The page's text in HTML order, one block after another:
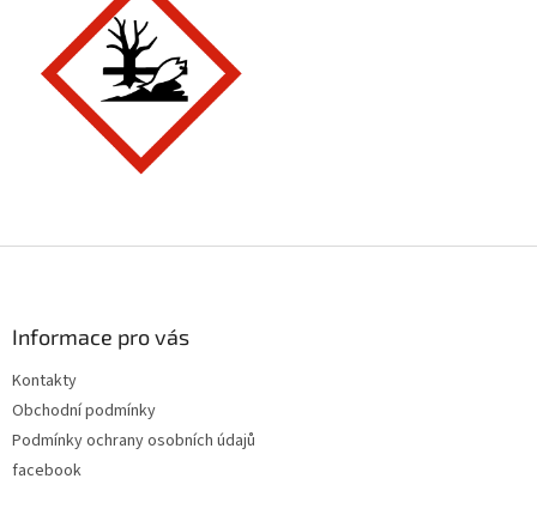
Informace pro vás
Kontakty
Obchodní podmínky
Podmínky ochrany osobních údajů
facebook